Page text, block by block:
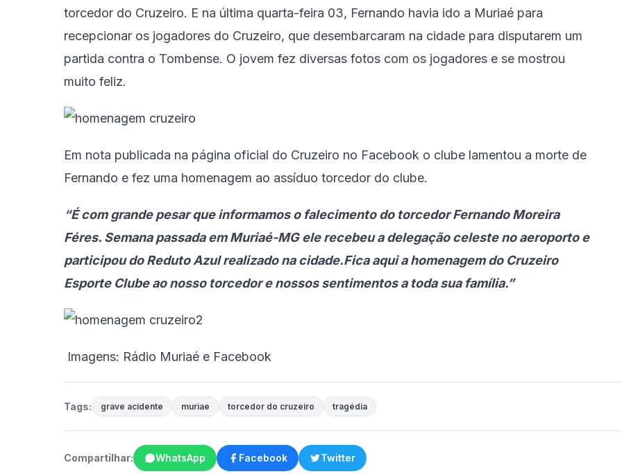
torcedor do Cruzeiro. E na última quarta-feira 03, Fernando havia ido a Muriaé para
recepcionar os jogadores do Cruzeiro, que desembarcaram na cidade para disputarem um
partida contra o Tombense. O jovem fez diversas fotos com os jogadores e se mostrou
muito feliz.
Em nota publicada na página oficial do Cruzeiro no Facebook o clube lamentou a morte de
Fernando e fez uma homenagem ao assíduo torcedor do clube.
“É com grande pesar que informamos o falecimento do torcedor Fernando Moreira
Féres. Semana passada em Muriaé-MG ele recebeu a delegação celeste no aeroporto e
participou do Reduto Azul realizado na cidade.Fica aqui a homenagem do Cruzeiro
Esporte Clube ao nosso torcedor e nossos sentimentos a toda sua família.”
Imagens: Rádio Muriaé e Facebook
Tags: grave acidente muriae torcedor do cruzeiro tragédia
Compartilhar: WhatsApp Facebook Twitter